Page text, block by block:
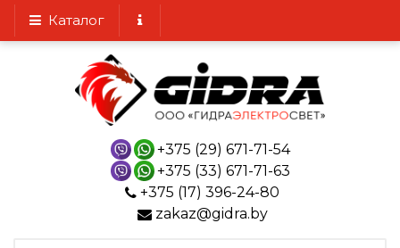
Каталог
+375 (29) 671-71-54
+375 (33) 671-71-63
+375 (17) 396-24-80
zakaz@gidra.by